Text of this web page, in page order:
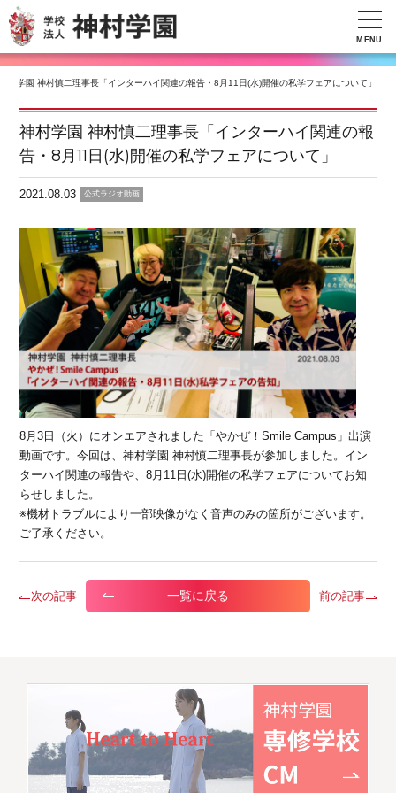
MENU
村学園 神村慎二理事長「インターハイ関連の報告・8月11日(水)開催の私学フェアについて」
神村学園 神村慎二理事長「インターハイ関連の報
告・8月11日(水)開催の私学フェアについて」
2021.08.03 公式ラジオ動画
8月3日（火）にオンエアされました「やかぜ！Smile Campus」出演
動画です。今回は、神村学園 神村慎二理事長が参加しました。イン
ターハイ関連の報告や、8月11日(水)開催の私学フェアについてお知
らせしました。
※機材トラブルにより一部映像がなく音声のみの箇所がございます。
ご了承ください。
次の記事 一覧に戻る 前の記事